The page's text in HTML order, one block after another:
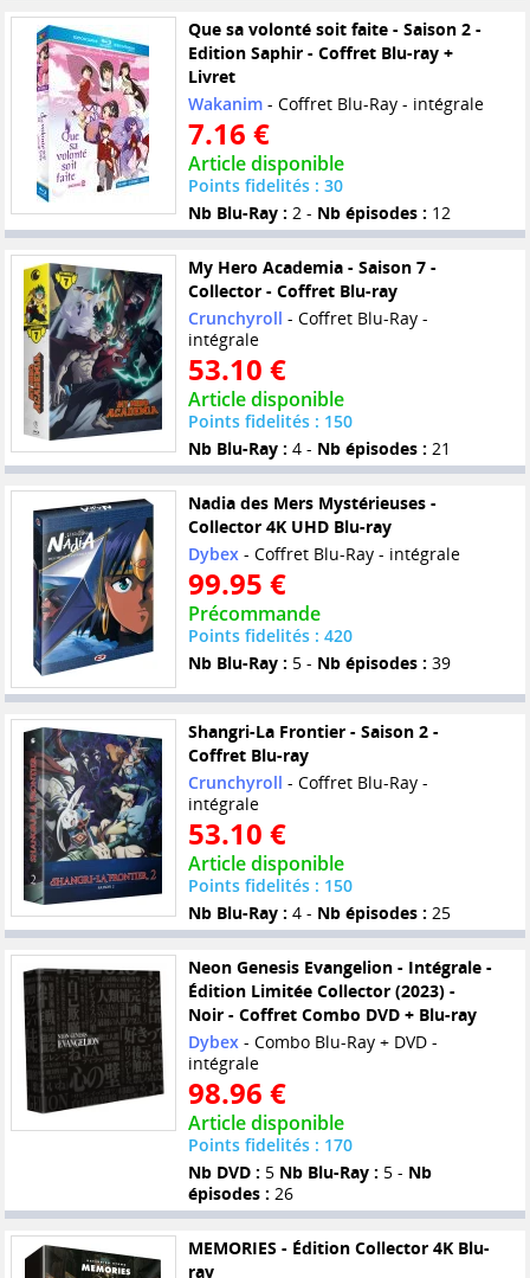
Que sa volonté soit faite - Saison 2 -
Edition Saphir - Coffret Blu-ray +
Livret
Wakanim- Coffret Blu-Ray - intégrale
7.16 €
Article disponible
Points fidelités : 30
Nb Blu-Ray : 2 - Nb épisodes : 12
My Hero Academia - Saison 7 -
Collector - Coffret Blu-ray
Crunchyroll - Coffret Blu-Ray -
intégrale
53.10 €
Article disponible
Points fidelités : 150
Nb Blu-Ray : 4 - Nb épisodes : 21
Nadia des Mers Mystérieuses -
Collector 4K UHD Blu-ray
Dybex- Coffret Blu-Ray - intégrale
99.95 €
Précommande
Points fidelités : 420
Nb Blu-Ray : 5 - Nb épisodes : 39
Shangri-La Frontier - Saison 2 -
Coffret Blu-ray
Crunchyroll - Coffret Blu-Ray -
intégrale
53.10 €
Article disponible
Points fidelités : 150
Nb Blu-Ray : 4 - Nb épisodes : 25
Neon Genesis Evangelion - Intégrale -
Édition Limitée Collector (2023) -
Noir - Coffret Combo DVD + Blu-ray
Dybex- Combo Blu-Ray + DVD -
intégrale
98.96 €
Article disponible
Points fidelités : 170
Nb DVD : 5 Nb Blu-Ray : 5 - Nb
épisodes : 26
MEMORIES - Édition Collector 4K Blu-
ray